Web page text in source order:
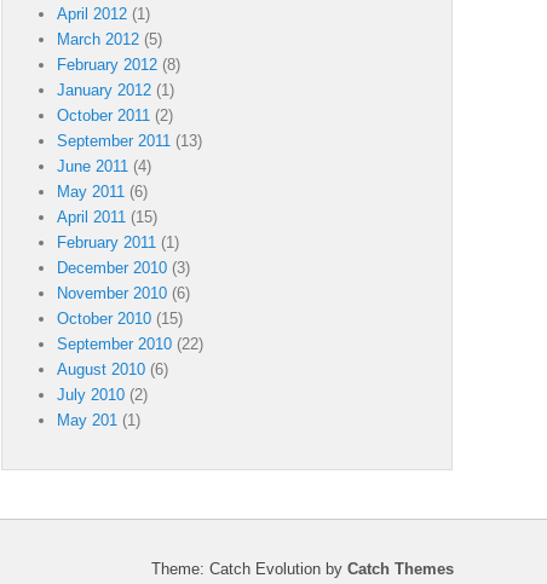
April 2012 (1)
March 2012 (5)
February 2012 (8)
January 2012 (1)
October 2011 (2)
September 2011 (13)
June 2011 (4)
May 2011 (6)
April 2011 (15)
February 2011 (1)
December 2010 (3)
November 2010 (6)
October 2010 (15)
September 2010 (22)
August 2010 (6)
July 2010 (2)
May 201 (1)
Theme: Catch Evolution by Catch Themes